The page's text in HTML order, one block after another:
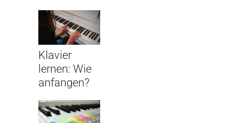
Klavier
lernen: Wie
anfangen?